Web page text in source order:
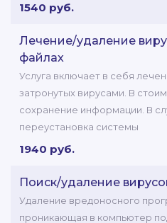
1540 руб.
Лечение/удаление
файлах
Услуга включает в себя
затронутых вирусами. В
сохранение информации. В
переустановка системы
1940 руб.
Поиск/удаление
Удаление вредоносного
проникающая в компьютер